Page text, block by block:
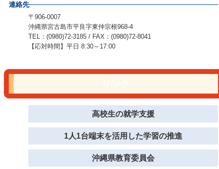
連絡先
〒906-0007
沖縄県宮古島市平良字東仲宗根968-4
TEL：(0980)72-3185 / FAX：(0980)72-8041
【応対時間】平日 8:30～17:00
高校生の就学支援
1人1台端末を活用した学習の推進
沖縄県教育委員会